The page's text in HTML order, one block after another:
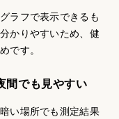
ラフで表示できるも
かりやすいため、健
です。
間でも見やすい
い場所でも測定結果